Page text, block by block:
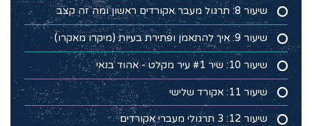
שיעור 8: תרגול מעבר אקורדים ראשון ומה זה קצב
שיעור 9: איך להתאמן ופתירת בעיות (מיקרו מאקרו)
שיעור 10: שיר #1 עיר מקלט - אהוד בנאי
שיעור 11: אקורד שלישי
שיעור 12: 3 תרגולי מעברי אקורדים